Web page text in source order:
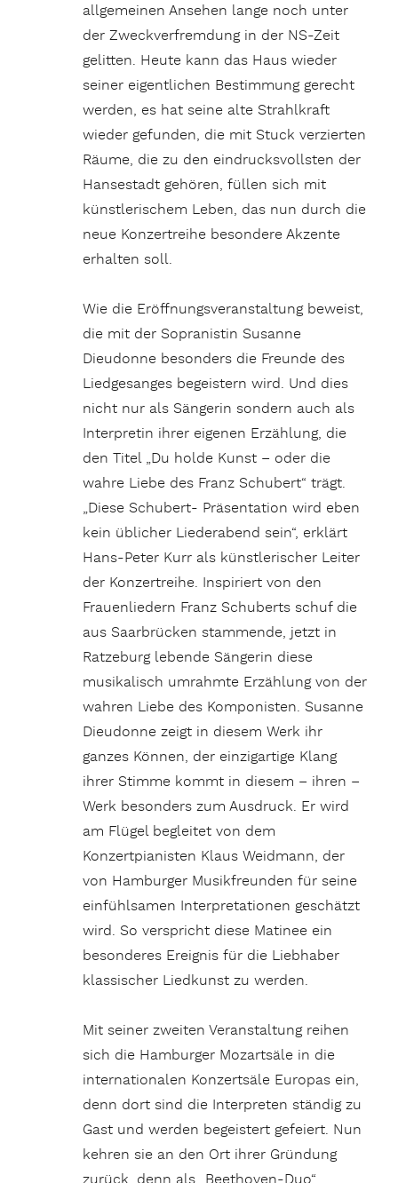
allgemeinen Ansehen lange noch unter
der Zweckverfremdung in der NS-Zeit
gelitten. Heute kann das Haus wieder
seiner eigentlichen Bestimmung gerecht
werden, es hat seine alte Strahlkraft
wieder gefunden, die mit Stuck verzierten
Räume, die zu den eindrucksvollsten der
Hansestadt gehören, füllen sich mit
künstlerischem Leben, das nun durch die
neue Konzertreihe besondere Akzente
erhalten soll.
Wie die Eröffnungsveranstaltung beweist,
die mit der Sopranistin Susanne
Dieudonne besonders die Freunde des
Liedgesanges begeistern wird. Und dies
nicht nur als Sängerin sondern auch als
Interpretin ihrer eigenen Erzählung, die
den Titel „Du holde Kunst – oder die
wahre Liebe des Franz Schubert“ trägt.
„Diese Schubert- Präsentation wird eben
kein üblicher Liederabend sein“, erklärt
Hans-Peter Kurr als künstlerischer Leiter
der Konzertreihe. Inspiriert von den
Frauenliedern Franz Schuberts schuf die
aus Saarbrücken stammende, jetzt in
Ratzeburg lebende Sängerin diese
musikalisch umrahmte Erzählung von der
wahren Liebe des Komponisten. Susanne
Dieudonne zeigt in diesem Werk ihr
ganzes Können, der einzigartige Klang
ihrer Stimme kommt in diesem – ihren –
Werk besonders zum Ausdruck. Er wird
am Flügel begleitet von dem
Konzertpianisten Klaus Weidmann, der
von Hamburger Musikfreunden für seine
einfühlsamen Interpretationen geschätzt
wird. So verspricht diese Matinee ein
besonderes Ereignis für die Liebhaber
klassischer Liedkunst zu werden.
Mit seiner zweiten Veranstaltung reihen
sich die Hamburger Mozartsäle in die
internationalen Konzertsäle Europas ein,
denn dort sind die Interpreten ständig zu
Gast und werden begeistert gefeiert. Nun
kehren sie an den Ort ihrer Gründung